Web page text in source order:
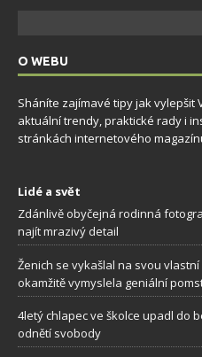
O WEBU
Sháníte zajímavé tipy jak vylepšit
aktuální trendy, praktické rady i
stránkách internetového
Lidé a svět
Zdánlivě obyčejná rodinná
najít mrazivý detail
Ženich se vykašlal na svou
okamžitě vymyslela geniální
4letý chlapec ve školce upadl do
odnětí svobody